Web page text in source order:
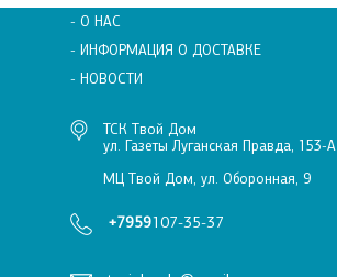
- О НАС
- ИНФОРМАЦИЯ О ДОСТАВКЕ
- НОВОСТИ
ТСК Твой Дом
ул. Газеты Луганская Правда, 153-А
МЦ Твой Дом, ул. Оборонная, 9
+7959107-35-37